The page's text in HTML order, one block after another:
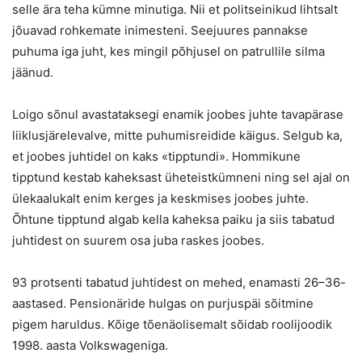
selle ära teha kümne minutiga. Nii et politseinikud lihtsalt
jõuavad rohkemate inimesteni. Seejuures pannakse
puhuma iga juht, kes mingil põhjusel on patrullile silma
jäänud.
Loigo sõnul avastataksegi enamik joobes juhte tavapärase
liiklusjärelevalve, mitte puhumisreidide käigus. Selgub ka,
et joobes juhtidel on kaks «tipptundi». Hommikune
tipptund kestab kaheksast üheteistkümneni ning sel ajal on
ülekaalukalt enim kerges ja keskmises joobes juhte.
Õhtune tipptund algab kella kaheksa paiku ja siis tabatud
juhtidest on suurem osa juba raskes joobes.
93 protsenti tabatud juhtidest on mehed, enamasti 26–36-
aastased. Pensionäride hulgas on purjuspäi sõitmine
pigem haruldus. Kõige tõenäolisemalt sõidab roolijoodik
1998. aasta Volkswageniga.